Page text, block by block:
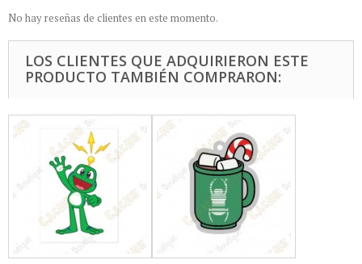
No hay reseñas de clientes en este momento.
LOS CLIENTES QUE ADQUIRIERON ESTE
PRODUCTO TAMBIÉN COMPRARON: